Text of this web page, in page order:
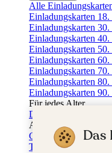
Alle
Einladungskarten 18.
Einladungskarten 30.
Einladungskarten 40.
Einladungskarten 50.
Einladungskarten 60.
Einladungskarten 70.
Einladungskarten 80.
Einladungskarten 90.
Für jedes Alter
Doppelgeburtstag
Alle Geburtstagsextras
Gästebücher
Tischkarten Geburtstag
Das